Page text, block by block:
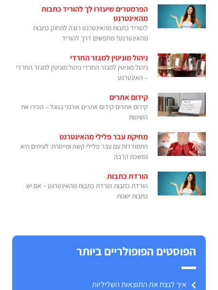
הפרמטרים שיעזרו לך להוריד כתבות
מהאינטרנט
להוריד כתבות מהאינטרנט רוצה למחוק כתבות
מהאינטרנט? מחפשים דרך להוריד
ניהול מוניטין למגזר החרדי
ניהול מוניטין למגזר החרדי ניהול מוניטין למגזר החרדי
– האינטרנט
קידום אתרים
קידום אתרים קידום אתרים אורגני בגוגל – הכירו את
השיטות
מחיקת עבר פלילי מהאינטרנט
התמודדות עם עבר פלילי קשה ומייסרת. לעיתים היא
נמשכת הרבה
הורדת כתבות
הורדת כתבות הורדת כתבות מהאינטרנט – אם יש
כתבות ישנות
הפוסטים הפופולריים ביותר
איך לנצח את התוצאות השליליות